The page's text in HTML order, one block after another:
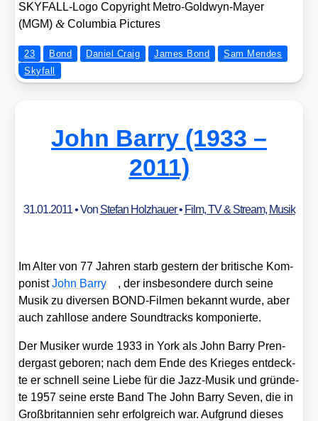
SKY­FALL-Logo Copy­right Metro-Gold­wyn-May­er
(MGM)& Colum­bia Pic­tures
23 Bond Daniel Craig James Bond
Sam Mendes
Skyfall
John Barry (1933 –
2011)
31.01.2011• Von Stefan Holzhauer• Film, TV & Stream, Musik
Im Alter von 77 Jah­ren starb ges­tern der bri­ti­sche Kom­
po­nistJohn Bar­ry
, der ins­be­son­de­re durch sei­ne
Musik zu diver­sen BOND-Fil­men bekannt wur­de, aber
auch zahl­lo­se ande­re Sound­tracks kom­po­nier­te.
Der Musi­ker wur­de 1933 in York als John Bar­ry Pren­
der­gast gebo­ren; nach dem Ende des Krie­ges ent­deck­
te er schnell sei­ne Lie­be für die Jazz-Musik und grün­de­
te 1957 sei­ne ers­te Band The John Bar­ry Seven, die in
Groß­bri­tan­ni­en sehr erfolg­reich war. Auf­grund die­ses